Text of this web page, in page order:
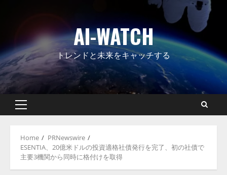
AI-WATCH
トレンドと未来をキャッチする
Primary
Home
PRNewswire
ESENTIA、20億米ドルの投資適格社債発行を完了、初の社債で
主要3機関から同時に格付けを取得